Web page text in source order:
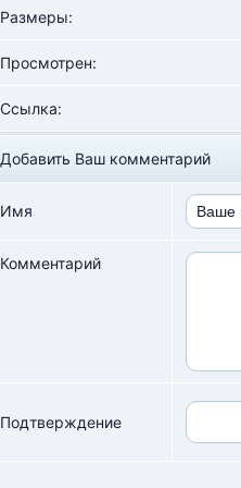
Размеры:
Просмотрен:
Ссылка:
Добавить Ваш комментарий
Имя
Комментарий
Подтверждение